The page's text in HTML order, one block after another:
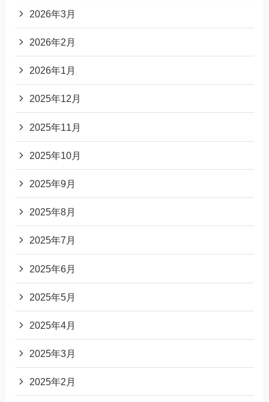
2026年3月
2026年2月
2026年1月
2025年12月
2025年11月
2025年10月
2025年9月
2025年8月
2025年7月
2025年6月
2025年5月
2025年4月
2025年3月
2025年2月